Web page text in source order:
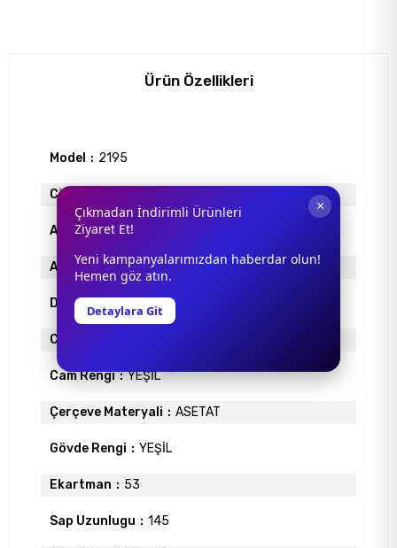
Ürün Özellikleri
Model 2195
Cinsiyet
Antrefle Kaplama
Ayna VAR
Degrade YOK
Cam Materyali
Cam Rengi YEŞİL
Çerçeve Materyali ASETAT
Gövde Rengi YEŞİL
Ekartman 53
Sap Uzunlugu 145
×
Çıkmadan İndirimli Ürünleri
Ziyaret Et!
Yeni kampanyalarımızdan haberdar olun!
Hemen göz atın.
Detaylara Git